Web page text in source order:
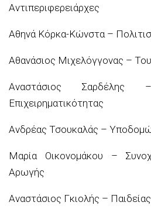
Αντιπεριφερειάρχες
Αθηνά Κόρκα-Κώνστα –
Αθανάσιος Μιχελόγγονας –
Αναστάσιος Σαρδέλης
Επιχειρηματικότητας
Ανδρέας Τσουκαλάς –
Μαρία Οικονομάκου –
Αρωγής
Αναστάσιος Γκιολής –